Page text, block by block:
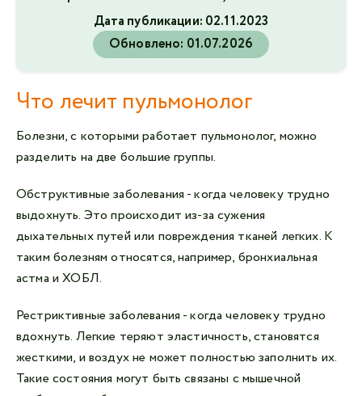
Дата публикации: 02.11.2023
Обновлено: 01.07.2026
Что лечит пульмонолог
Болезни, с которыми работает пульмонолог, можно
разделить на две большие группы.
Обструктивные заболевания - когда человеку трудно
выдохнуть. Это происходит из-за сужения
дыхательных путей или повреждения тканей легких. К
таким болезням относятся, например, бронхиальная
астма и ХОБЛ.
Рестриктивные заболевания - когда человеку трудно
вдохнуть. Легкие теряют эластичность, становятся
жесткими, и воздух не может полностью заполнить их.
Такие состояния могут быть связаны с мышечной